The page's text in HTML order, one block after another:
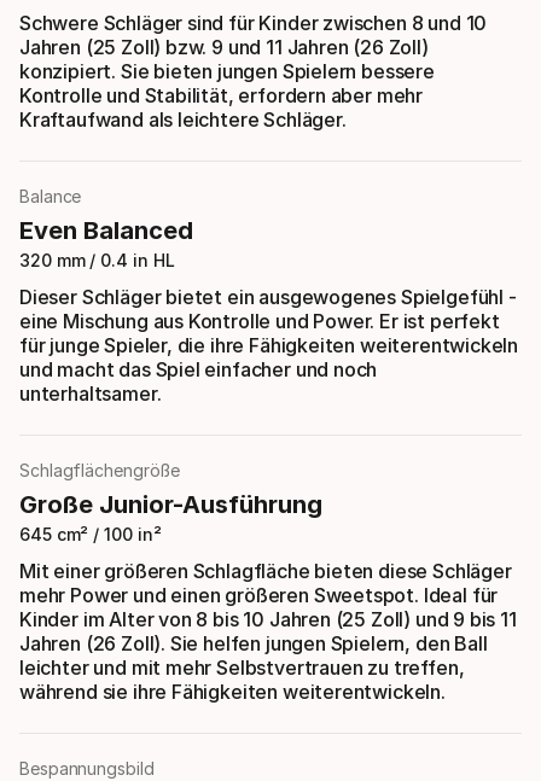
Schwere Schläger sind für Kinder zwischen 8 und 10
Jahren (25 Zoll) bzw. 9 und 11 Jahren (26 Zoll)
konzipiert. Sie bieten jungen Spielern bessere
Kontrolle und Stabilität, erfordern aber mehr
Kraftaufwand als leichtere Schläger.
Balance
Even Balanced
320 mm / 0.4 in HL
Dieser Schläger bietet ein ausgewogenes Spielgefühl -
eine Mischung aus Kontrolle und Power. Er ist perfekt
für junge Spieler, die ihre Fähigkeiten weiterentwickeln
und macht das Spiel einfacher und noch
unterhaltsamer.
Schlagflächengröße
Große Junior-Ausführung
645 cm² / 100 in²
Mit einer größeren Schlagfläche bieten diese Schläger
mehr Power und einen größeren Sweetspot. Ideal für
Kinder im Alter von 8 bis 10 Jahren (25 Zoll) und 9 bis 11
Jahren (26 Zoll). Sie helfen jungen Spielern, den Ball
leichter und mit mehr Selbstvertrauen zu treffen,
während sie ihre Fähigkeiten weiterentwickeln.
Bespannungsbild